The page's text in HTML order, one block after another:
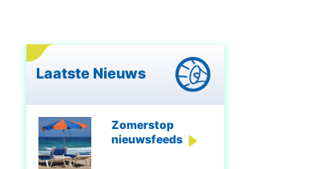
Laatste Nieuws
Zomerstop
nieuwsfeeds